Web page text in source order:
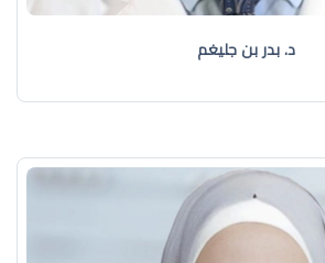
د. بدر بن جليغم